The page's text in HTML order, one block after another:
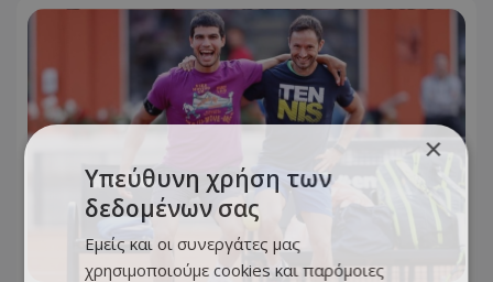
×
Υπεύθυνη χρήση των
δεδομένων σας
Εμείς και οι συνεργάτες μας
χρησιμοποιούμε cookies και παρόμοιες